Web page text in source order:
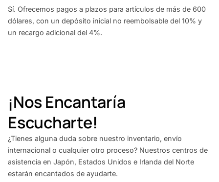
Sí. Ofrecemos pagos a plazos para artículos de más de 600
dólares, con un depósito inicial no reembolsable del 10% y
un recargo adicional del 4%.
¡Nos Encantaría
Escucharte!
¿Tienes alguna duda sobre nuestro inventario, envío
internacional o cualquier otro proceso? Nuestros centros de
asistencia en Japón, Estados Unidos e Irlanda del Norte
estarán encantados de ayudarte.